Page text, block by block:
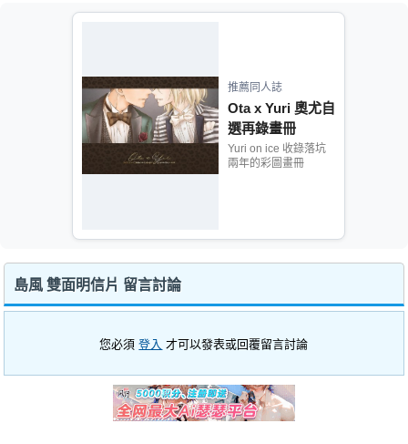
推薦同人誌
Ota x Yuri 奧尤自
選再錄畫冊
Yuri on ice 收錄落坑
兩年的彩圖畫冊
島風 雙面明信片 留言討論
您必須登入 才可以發表或回覆留言討論